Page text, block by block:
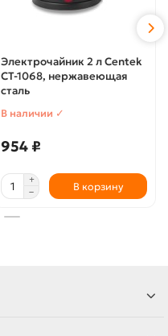
Электрочайник 2 л Centek
CT-1068, нержавеющая
сталь
В наличии ✓
954 ₽
В корзину